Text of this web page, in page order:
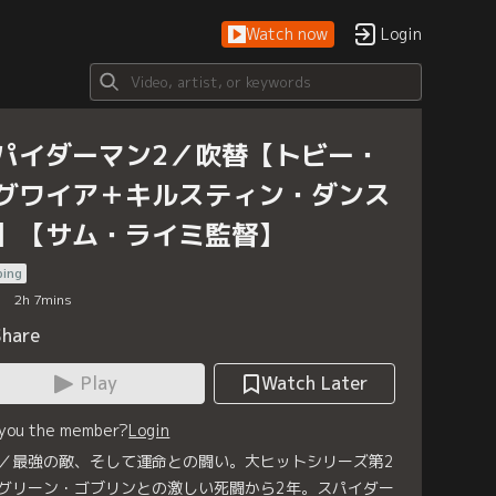
Watch now Login
イダーマン2／吹替【トビー・
ワイア＋キルスティン・ダンス
【サム・ライミ監督】
2h 7mins
Play
Watch Later
the member?Login
最強の敵、そして運命との闘い。大ヒットシリーズ第2
リーン・ゴブリンとの激しい死闘から2年。スパイダー